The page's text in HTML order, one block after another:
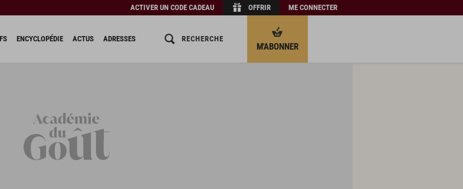
ACTIVER UN CODE CADEAU OFFRIR ME CONNECTER
ENCYCLOPÉDIE ACTUS ADRESSES RECHERCHE
M'ABONNER